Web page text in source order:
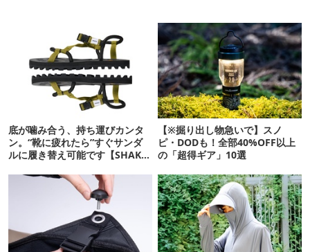
底が噛み合う、持ち運びカンタ
ン。“靴に疲れたら”すぐサンダ
ルに履き替え可能です【SHAKA
【※掘り出し物急いで】スノ
ピ・DODも！全部40%OFF以上
の「超得ギア」10選